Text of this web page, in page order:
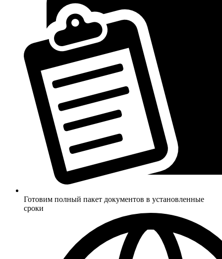
Готовим полный пакет документов в установленные
сроки